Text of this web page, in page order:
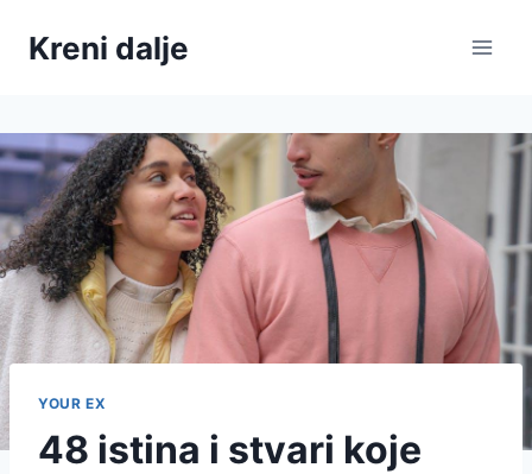
Kreni dalje
YOUR EX
48 istina i stvari koje